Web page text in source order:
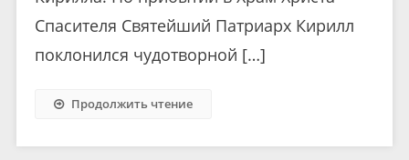
Спасителя Святейший Патриарх Кирилл
поклонился чудотворной […]
Продолжить чтение